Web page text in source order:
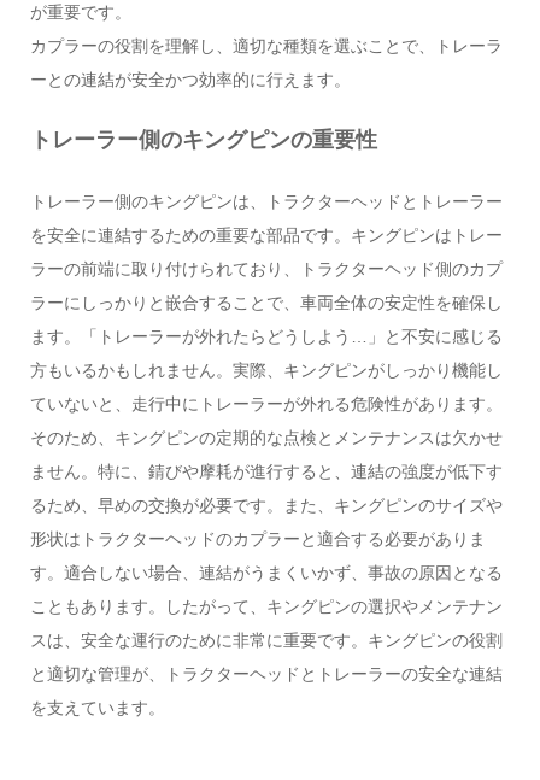
が重要です。
カプラーの役割を理解し、適切な種類を選ぶことで、トレーラ
ーとの連結が安全かつ効率的に行えます。
トレーラー側のキングピンの重要性
トレーラー側のキングピンは、トラクターヘッドとトレーラー
を安全に連結するための重要な部品です。キングピンはトレー
ラーの前端に取り付けられており、トラクターヘッド側のカプ
ラーにしっかりと嵌合することで、車両全体の安定性を確保し
ます。「トレーラーが外れたらどうしよう…」と不安に感じる
方もいるかもしれません。実際、キングピンがしっかり機能し
ていないと、走行中にトレーラーが外れる危険性があります。
そのため、キングピンの定期的な点検とメンテナンスは欠かせ
ません。特に、錆びや摩耗が進行すると、連結の強度が低下す
るため、早めの交換が必要です。また、キングピンのサイズや
形状はトラクターヘッドのカプラーと適合する必要がありま
す。適合しない場合、連結がうまくいかず、事故の原因となる
こともあります。したがって、キングピンの選択やメンテナン
スは、安全な運行のために非常に重要です。キングピンの役割
と適切な管理が、トラクターヘッドとトレーラーの安全な連結
を支えています。